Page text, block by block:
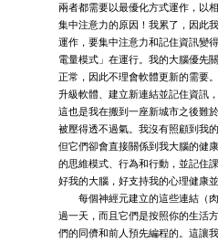
兩者都需要以最優化方式運作，以
集中注意力的原因！我累了，因此
運作，要集中注意力和記住資訊變
電量模式」在運行。我的大腦優先
正常，因此不理會軟體更新的需要
升級軟體、建立新連結並記住資訊
這也是我在搬到一座新城市之後難
被壓得透不過氣。我沒有照顧到我
但它們卻會直接關係到我大腦的健
的思維模式、行為和行動，並記住
好我的大腦，好支持我的心理健康
每個神經元建立的這些連結（肉
過一天，而且它們是按照你的生活
們的同儕和前人預先編程的。這讓